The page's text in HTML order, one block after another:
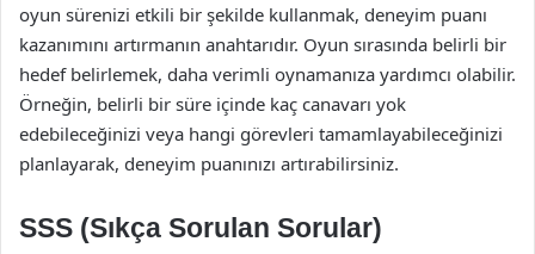
oyun sürenizi etkili bir şekilde kullanmak, deneyim puanı
kazanımını artırmanın anahtarıdır. Oyun sırasında belirli bir
hedef belirlemek, daha verimli oynamanıza yardımcı olabilir.
Örneğin, belirli bir süre içinde kaç canavarı yok
edebileceğinizi veya hangi görevleri tamamlayabileceğinizi
planlayarak, deneyim puanınızı artırabilirsiniz.
SSS (Sıkça Sorulan Sorular)